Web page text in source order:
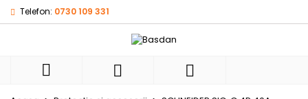
Telefon: 0730 109 331
  
My wishlists ×
((title)) ×
((label))
Autentificare ×
Ai nevoie sa fii autentificat pentru a salva produsele
in lista de dorinte.